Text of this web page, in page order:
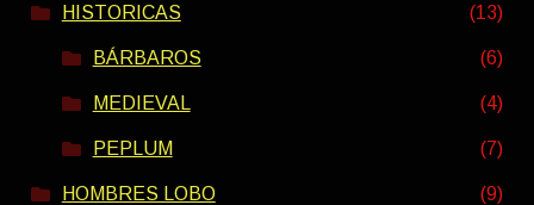
HISTORICAS (13)
BÁRBAROS (6)
MEDIEVAL (4)
PEPLUM (7)
HOMBRES LOBO (9)